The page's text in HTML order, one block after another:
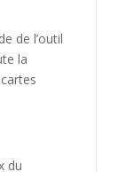
de l’outil
la
du